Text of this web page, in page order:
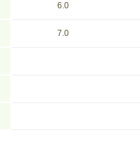
6.0
7.0